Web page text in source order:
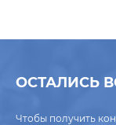
ОСТАЛИСЬ
Чтобы получить